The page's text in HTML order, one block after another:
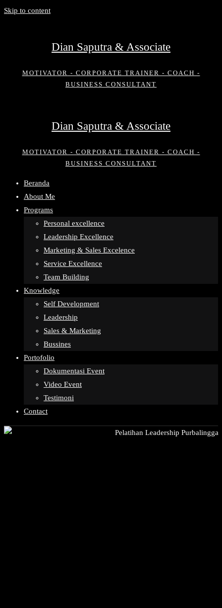
Skip to content
Dian Saputra & Associate
MOTIVATOR - CORPORATE TRAINER - COACH -
BUSINESS CONSULTANT
Dian Saputra & Associate
MOTIVATOR - CORPORATE TRAINER - COACH -
BUSINESS CONSULTANT
Beranda
About Me
Programs
Personal excellence
Leadership Excellence
Marketing & Sales Excelence
Service Excellence
Team Building
Knowledge
Self Development
Leadership
Sales & Marketing
Bussines
Portofolio
Dokumentasi Event
Video Event
Testimoni
Contact